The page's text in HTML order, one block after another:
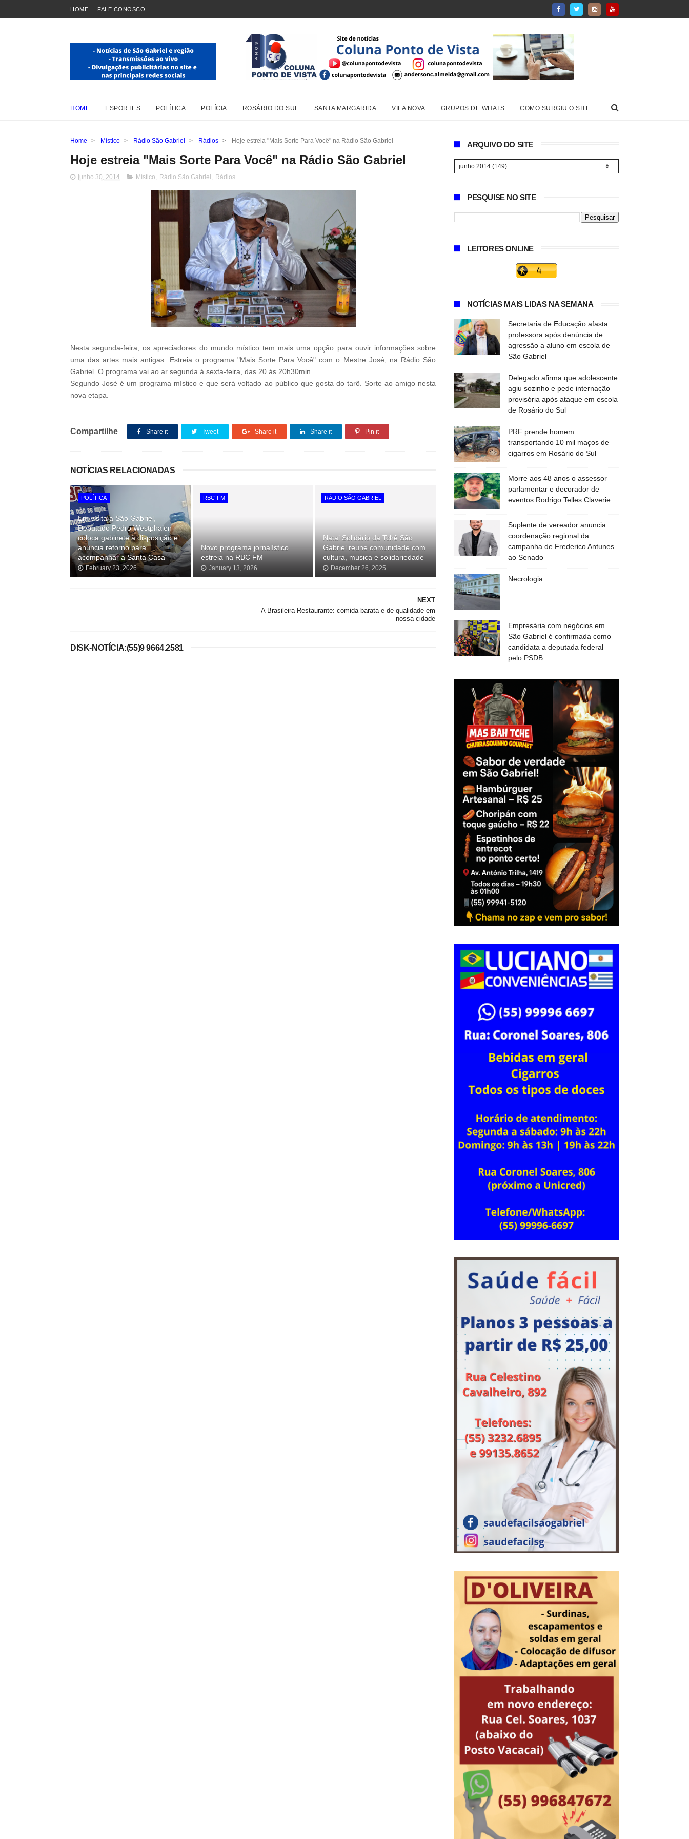
HOME FALE CONOSCO
HOME ESPORTES POLÍTICA POLÍCIA ROSÁRIO DO SUL SANTA MARGARIDA VILA NOVA GRUPOS DE WHATS COMO SURGIU O SITE
Home > Místico > Rádio São Gabriel > Rádios > Hoje estreia "Mais Sorte Para Você" na Rádio São Gabriel
Hoje estreia "Mais Sorte Para Você" na Rádio São Gabriel
junho 30, 2014 Místico, Rádio São Gabriel , Rádios
Nesta segunda-feira,os apreciadores do mundo místico tem mais uma opção para ouvir informações sobre
uma das artes mais antigas. Estreia o programa "Mais Sorte Para Você" com o Mestre José, na Rádio São
Gabriel. O programa vai ao ar segunda à sexta-feira, das 20 às 20h30min.
Segundo José é um programa místico e que será voltado ao público que gosta do tarô. Sorte ao amigo nesta
nova etapa.
Compartilhe Share it Tweet Share it Share it Pin it
NOTÍCIAS RELACIONADAS
POLÍTICA
Em visita a São Gabriel,
Deputado Pedro Westphalen
coloca gabinete à disposição e
anuncia retorno para
acompanhar a Santa Casa
February 23, 2026
RBC-FM
Novo programa jornalístico
estreia na RBC FM
January 13, 2026
RÁDIO SÃO GABRIEL
Natal Solidário da Tchê São
Gabriel reúne comunidade com
cultura, música e solidariedade
December 26, 2025
NEXT
A Brasileira Restaurante: comida barata e de qualidade em
nossa cidade
DISK-NOTÍCIA:(55)9 9664.2581
ARQUIVO DO SITE
PESQUISE NO SITE
LEITORES ONLINE
NOTÍCIAS MAIS LIDAS NA SEMANA
Secretaria de Educação afasta
professora após denúncia de
agressão a aluno em escola de
São Gabriel
Delegado afirma que adolescente
agiu sozinho e pede internação
provisória após ataque em escola
de Rosário do Sul
PRF prende homem
transportando 10 mil maços de
cigarros em Rosário do Sul
Morre aos 48 anos o assessor
parlamentar e decorador de
eventos Rodrigo Telles Claverie
Suplente de vereador anuncia
coordenação regional da
campanha de Frederico Antunes
ao Senado
Necrologia
Empresária com negócios em
São Gabriel é confirmada como
candidata a deputada federal
pelo PSDB